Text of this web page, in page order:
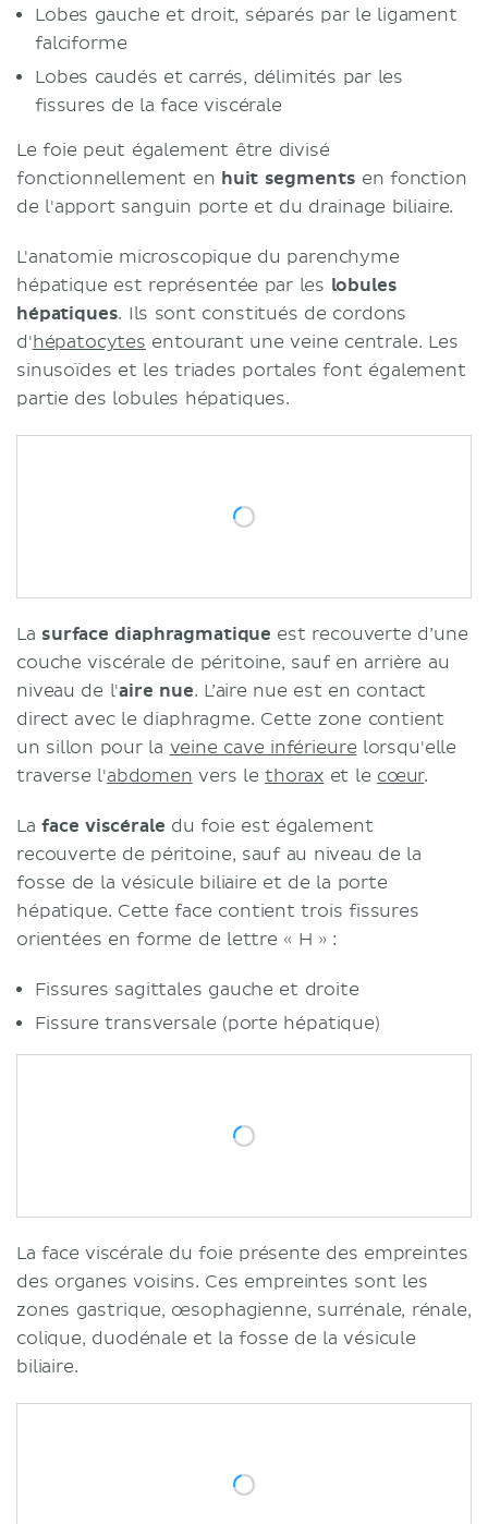
Lobes gauche et droit, séparés par le ligament
falciforme
Lobes caudés et carrés, délimités par les
fissures de la face viscérale
Le foie peut également être divisé
fonctionnellement en huit segments en fonction
de l'apport sanguin porte et du drainage biliaire.
L'anatomie microscopique du parenchyme
hépatique est représentée par les lobules
hépatiques. Ils sont constitués de cordons
d'hépatocytes entourant une veine centrale. Les
sinusoïdes et les triades portales font également
partie des lobules hépatiques.
La surface diaphragmatique est recouverte d’une
couche viscérale de péritoine, sauf en arrière au
niveau de l'aire nue. L’aire nue est en contact
direct avec le diaphragme. Cette zone contient
un sillon pour la veine cave inférieure lorsqu'elle
traverse l'abdomen vers lethorax et le cœur.
Laface viscérale du foie est également
recouverte de péritoine, sauf au niveau de la
fosse de la vésicule biliaire et de la porte
hépatique. Cette face contient trois fissures
orientées en forme de lettre « H » :
Fissures sagittales gauche et droite
Fissure transversale (porte hépatique)
La face viscérale du foie présente des empreintes
des organes voisins. Ces empreintes sont les
zones gastrique, œsophagienne, surrénale, rénale,
colique, duodénale et la fosse de la vésicule
biliaire.